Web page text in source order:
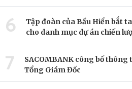
6
Tập đoàn của Bầu Hiển bắt
cho danh mục dự án chiến
7
SACOMBANK công bố
Tổng Giám Đốc